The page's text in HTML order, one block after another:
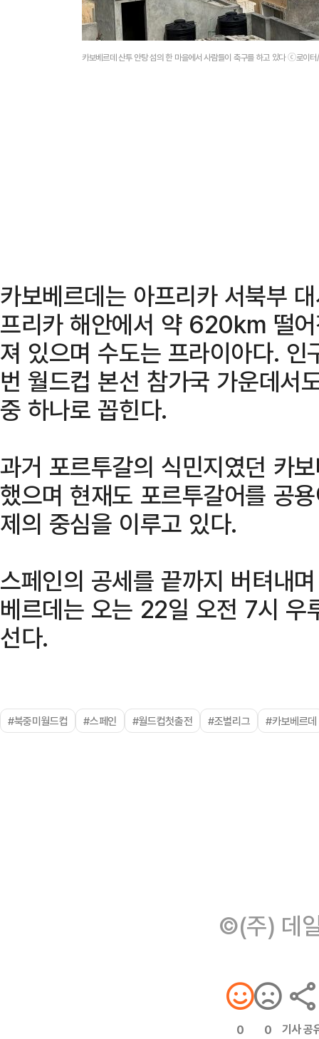
카보베르데 산투 안탕 섬의 한 마을에서 사람들이 축구를 하고 있다 ⓒ로이
카보베르데는 아프리카 서북부
프리카 해안에서 약 620km 떨
져 있으며 수도는 프라이아다.
번 월드컵 본선 참가국 가운데서
중 하나로 꼽힌다.
과거 포르투갈의 식민지였던 카
했으며 현재도 포르투갈어를 공
제의 중심을 이루고 있다.
스페인의 공세를 끝까지 버텨내
베르데는 오는 22일 오전 7시 우
선다.
#북중미월드컵 #스페인 #월드컵첫출전 #조별리그 #카보베르데
©(주) 데
0 0 기사 공